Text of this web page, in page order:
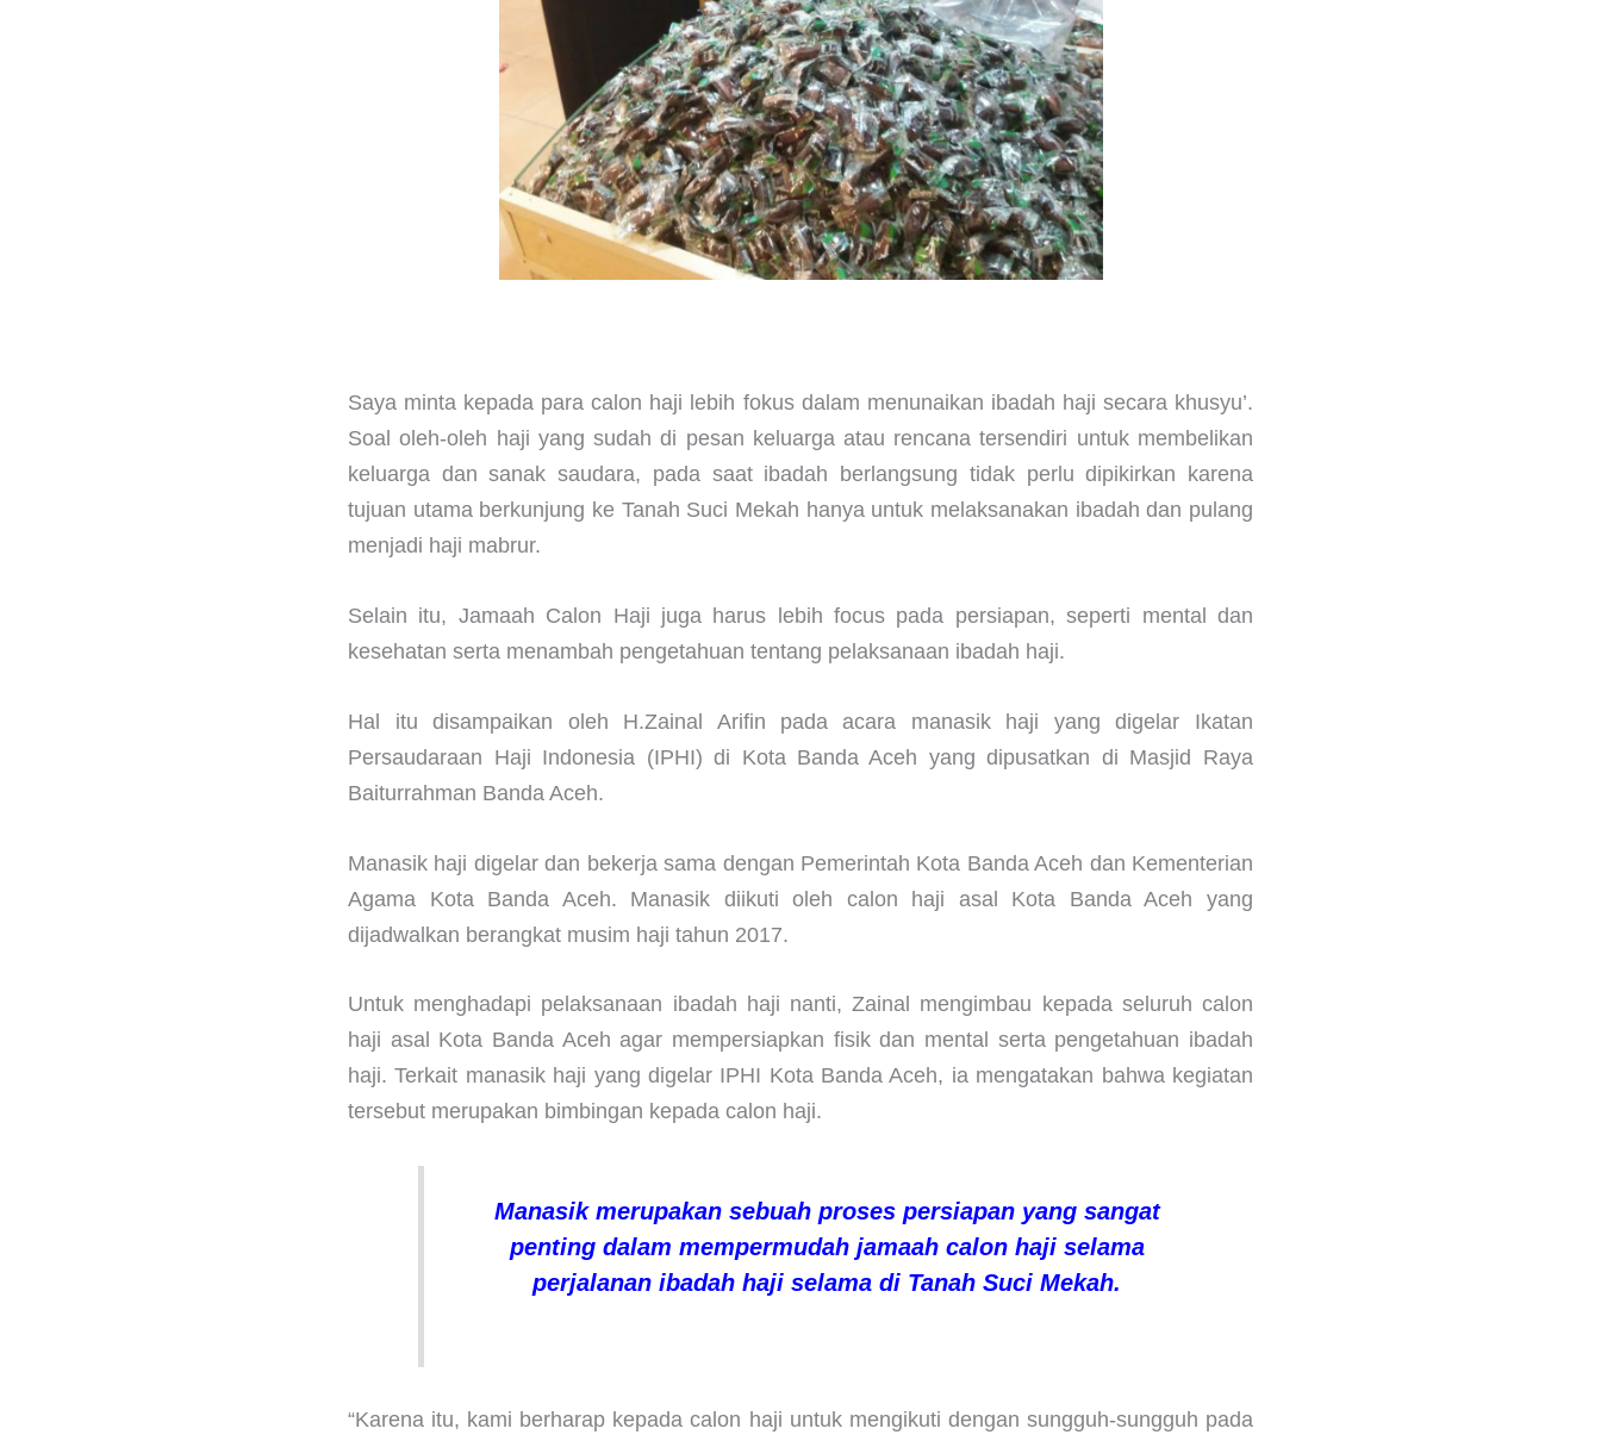
Saya minta kepada para calon haji lebih fokus dalam menunaikan ibadah haji secara khusyu’.
Soal oleh-oleh haji yang sudah di pesan keluarga atau rencana tersendiri untuk membelikan
keluarga dan sanak saudara, pada saat ibadah berlangsung tidak perlu dipikirkan karena
tujuan utama berkunjung ke Tanah Suci Mekah hanya untuk melaksanakan ibadah dan pulang
menjadi haji mabrur.
Selain itu, Jamaah Calon Haji juga harus lebih focus pada persiapan, seperti mental dan
kesehatan serta menambah pengetahuan tentang pelaksanaan ibadah haji.
Hal itu disampaikan oleh H.Zainal Arifin pada acara manasik haji yang digelar Ikatan
Persaudaraan Haji Indonesia (IPHI) di Kota Banda Aceh yang dipusatkan di Masjid Raya
Baiturrahman Banda Aceh.
Manasik haji digelar dan bekerja sama dengan Pemerintah Kota Banda Aceh dan Kementerian
Agama Kota Banda Aceh. Manasik diikuti oleh calon haji asal Kota Banda Aceh yang
dijadwalkan berangkat musim haji tahun 2017.
Untuk menghadapi pelaksanaan ibadah haji nanti, Zainal mengimbau kepada seluruh calon
haji asal Kota Banda Aceh agar mempersiapkan fisik dan mental serta pengetahuan ibadah
haji. Terkait manasik haji yang digelar IPHI Kota Banda Aceh, ia mengatakan bahwa kegiatan
tersebut merupakan bimbingan kepada calon haji.
Manasik merupakan sebuah proses persiapan yang sangat
penting dalam mempermudah jamaah calon haji selama
perjalanan ibadah haji selama di Tanah Suci Mekah.
“Karena itu, kami berharap kepada calon haji untuk mengikuti dengan sungguh-sungguh pada